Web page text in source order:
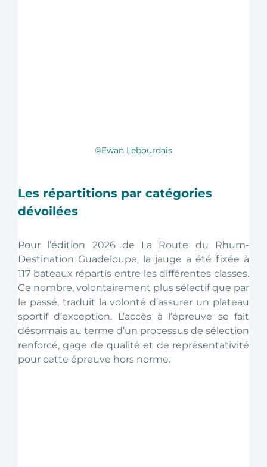
©Ewan Lebourdais
Les répartitions par catégories
dévoilées
Pour l’édition 2026 de La Route du Rhum-
Destination Guadeloupe, la jauge a été fixée à
117 bateaux répartis entre les différentes classes.
Ce nombre, volontairement plus sélectif que par
le passé, traduit la volonté d’assurer un plateau
sportif d’exception. L’accès à l’épreuve se fait
désormais au terme d’un processus de sélection
renforcé, gage de qualité et de représentativité
pour cette épreuve hors norme.